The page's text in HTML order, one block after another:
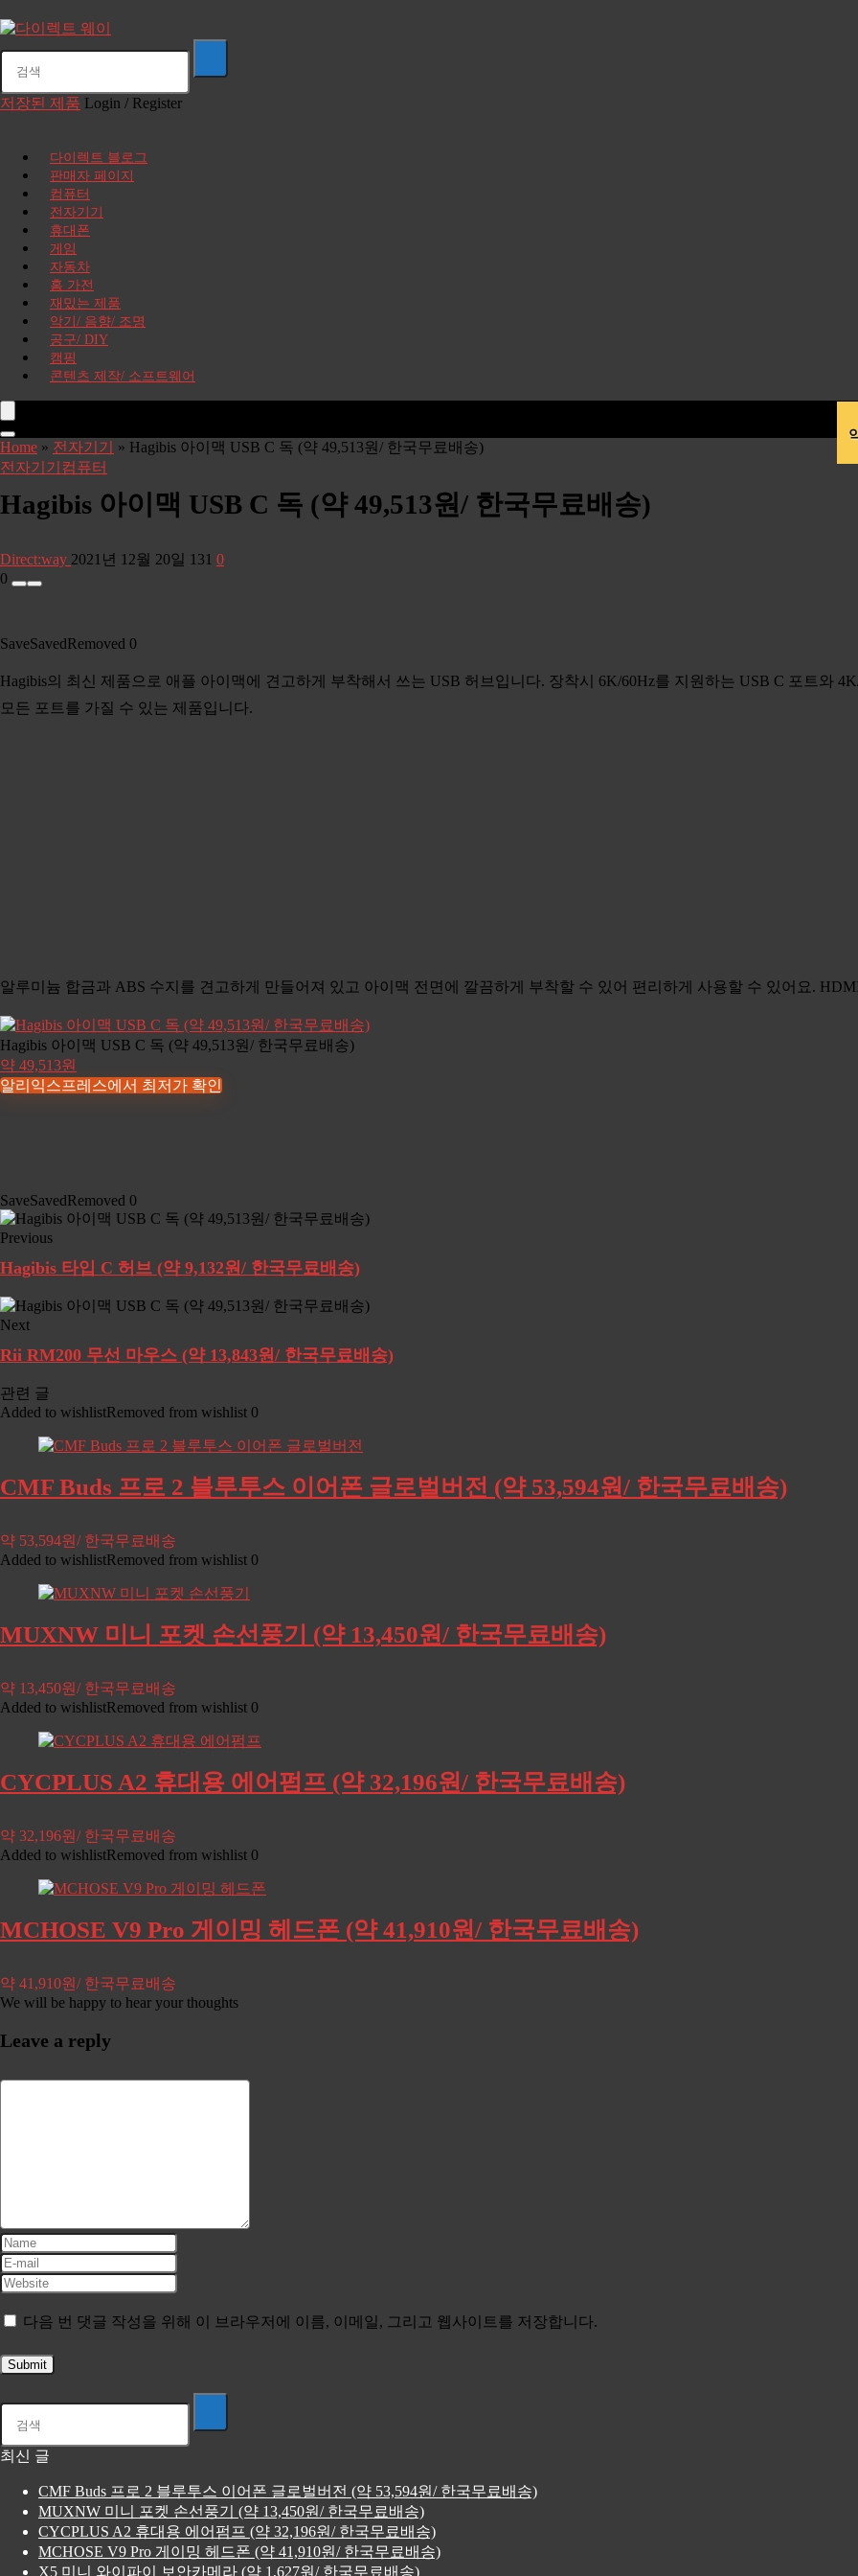
저장된 제품 Login / Register
다이렉트 블로그
판매자 페이지
컴퓨터
전자기기
휴대폰
게임
자동차
홈 가전
재밌는 제품
악기/ 음향/ 조명
공구/ DIY
캠핑
콘텐츠 제작/ 소프트웨어
Home » 전자기기 » Hagibis 아이맥 USB C 독 (약 49,513원/ 한국무료배송)
전자기기 컴퓨터
Hagibis 아이맥 USB C 독 (약 49,513원/ 한국무료배송)
Direct:way 2021년 12월 20일 131 0
0
SaveSavedRemoved 0
Hagibis의 최신 제품으로 애플 아이맥에 견고하게 부착해서 쓰는 USB 허브입니다. 장착시 6K/60Hz를 지원하는 USB C 포트와
모든 포트를 가질 수 있는 제품입니다.
알루미늄 합금과 ABS 수지를 견고하게 만들어져 있고 아이맥 전면에 깔끔하게 부착할 수 있어 편리하게 사용할 수 있어요.
Hagibis 아이맥 USB C 독 (약 49,513원/ 한국무료배송)
약 49,513원
알리익스프레스에서 최저가 확인
SaveSavedRemoved 0
Previous
Hagibis 타입 C 허브 (약 9,132원/ 한국무료배송)
Next
Rii RM200 무선 마우스 (약 13,843원/ 한국무료배송)
관련 글
Added to wishlistRemoved from wishlist 0
CMF Buds 프로 2 블루투스 이어폰 글로벌버전 (약 53,594원/ 한국무료배송)
약 53,594원/ 한국무료배송
Added to wishlistRemoved from wishlist 0
MUXNW 미니 포켓 손선풍기 (약 13,450원/ 한국무료배송)
약 13,450원/ 한국무료배송
Added to wishlistRemoved from wishlist 0
CYCPLUS A2 휴대용 에어펌프 (약 32,196원/ 한국무료배송)
약 32,196원/ 한국무료배송
Added to wishlistRemoved from wishlist 0
MCHOSE V9 Pro 게이밍 헤드폰 (약 41,910원/ 한국무료배송)
약 41,910원/ 한국무료배송
We will be happy to hear your thoughts
Leave a reply
다음 번 댓글 작성을 위해 이 브라우저에 이름, 이메일, 그리고 웹사이트를 저장합니다.
최신 글
CMF Buds 프로 2 블루투스 이어폰 글로벌버전 (약 53,594원/ 한국무료배송)
MUXNW 미니 포켓 손선풍기 (약 13,450원/ 한국무료배송)
CYCPLUS A2 휴대용 에어펌프 (약 32,196원/ 한국무료배송)
MCHOSE V9 Pro 게이밍 헤드폰 (약 41,910원/ 한국무료배송)
X5 미니 와이파이 보안카메라 (약 1,627원/ 한국무료배송)